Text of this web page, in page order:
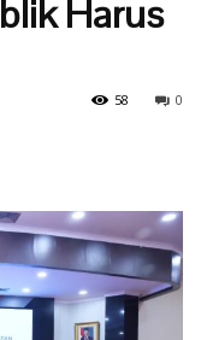
Harus
0
58